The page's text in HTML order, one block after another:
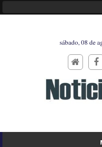
sábado, 08 de